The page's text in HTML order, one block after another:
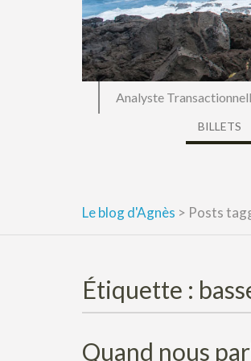
Analyste
BILLETS
Le blog d'Agnès > Posts
Étiquette :
Quand nous